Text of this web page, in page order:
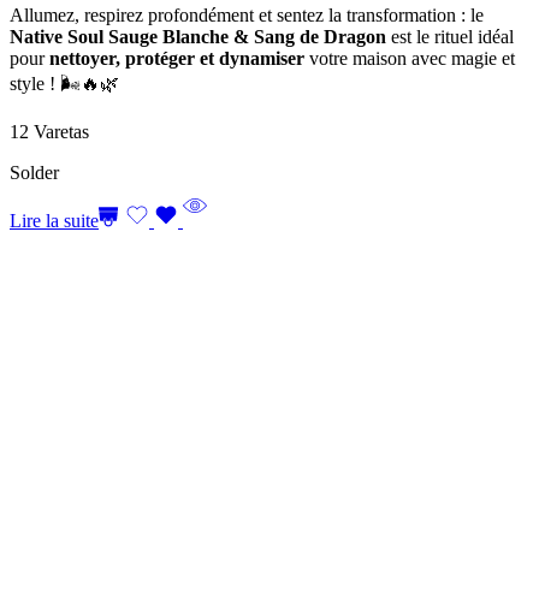
Allumez, respirez profondément et sentez la transformation : le
Native Soul Sauge Blanche & Sang de Dragon est le rituel idéal
pournettoyer, protéger et dynamiser votre maison avec magie et
style ! 🌬️🔥🌿
12 Varetas
Solder
Lire la suite